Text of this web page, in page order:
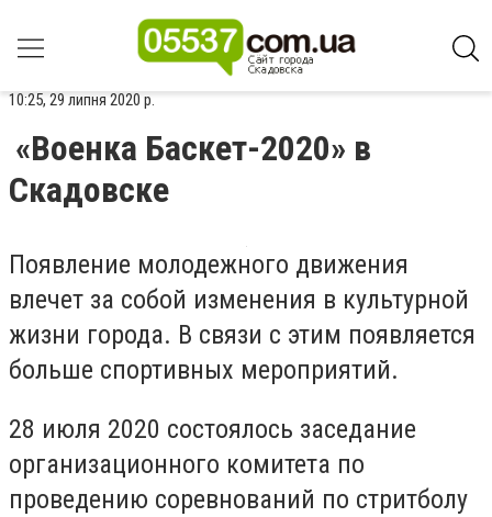
10:25, 29 липня 2020 р.
«Военка Баскет-2020» в
Скадовске
Появление молодежного движения
влечет за собой изменения в культурной
жизни города. В связи с этим появляется
больше спортивных мероприятий.
28 июля 2020 состоялось заседание
организационного комитета по
проведению соревнований по стритболу